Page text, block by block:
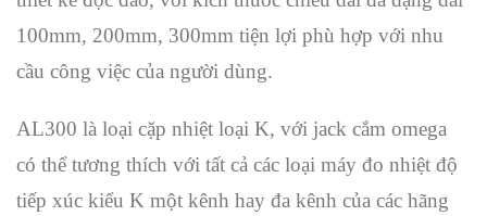
100mm, 200mm, 300mm tiện lợi phù hợp với nhu
cầu công việc của người dùng.
AL300 là loại cặp nhiệt loại K, với jack cắm omega
có thể tương thích với tất cả các loại máy đo nhiệt độ
tiếp xúc kiểu K một kênh hay đa kênh của các hãng